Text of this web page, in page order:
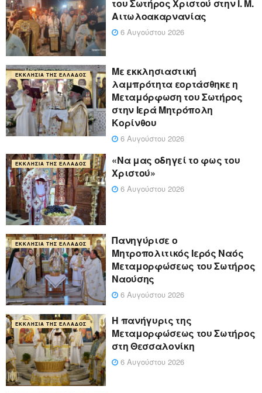
του Σωτήρος Χριστού στην Ι. Μ.
Αιτωλοακαρνανίας
6 Αυγούστου 2026
ΕΚΚΛΗΣΊΑ ΤΗΣ ΕΛΛΆΔΟΣ
Με εκκλησιαστική
λαμπρότητα εορτάσθηκε η
Μεταμόρφωση του Σωτήρος
στην Ιερά Μητρόπολη
Κορίνθου
6 Αυγούστου 2026
ΕΚΚΛΗΣΊΑ ΤΗΣ ΕΛΛΆΔΟΣ
«Να μας οδηγεί το φως του
Χριστού»
6 Αυγούστου 2026
ΕΚΚΛΗΣΊΑ ΤΗΣ ΕΛΛΆΔΟΣ
Πανηγύρισε ο
Μητροπολιτικός Ιερός Ναός
Μεταμορφώσεως του Σωτήρος
Ναούσης
6 Αυγούστου 2026
ΕΚΚΛΗΣΊΑ ΤΗΣ ΕΛΛΆΔΟΣ
Η πανήγυρις της
Μεταμορφώσεως του Σωτήρος
στη Θεσσαλονίκη
6 Αυγούστου 2026